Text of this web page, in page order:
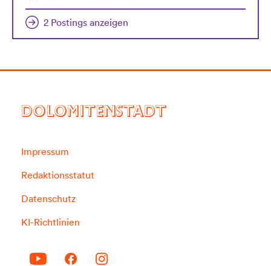
2 Postings anzeigen
DOLOMITENSTADT
Impressum
Redaktionsstatut
Datenschutz
KI-Richtlinien